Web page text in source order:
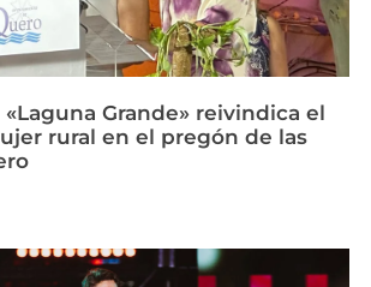
Grande» reivindica el
rural en el pregón de las